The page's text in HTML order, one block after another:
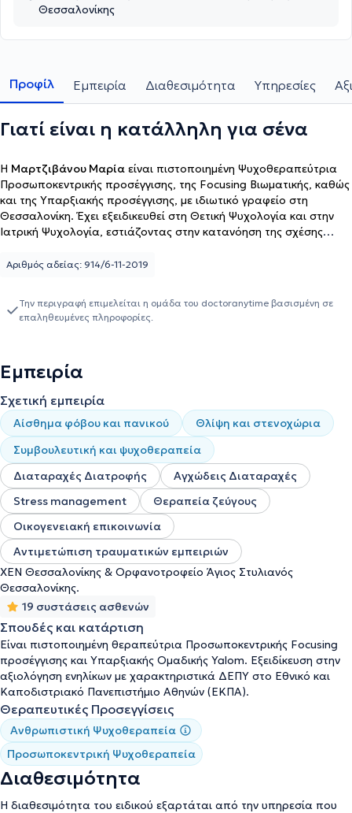
Θεσσαλονίκης
Προφίλ Εμπειρία Διαθεσιμότητα Υπηρεσίες
Γιατί είναι η κατάλληλη για σένα
Η Μαρτζιβάνου Μαρία είναι πιστοποιημένη Ψυχοθεραπεύτρια
Προσωποκεντρικής προσέγγισης, της Focusing Βιωματικής, καθώς
και της Υπαρξιακής προσέγγισης, με ιδιωτικό γραφείο στη
Θεσσαλονίκη. Έχει εξειδικευθεί στη Θετική Ψυχολογία και στην
Ιατρική Ψυχολογία, εστιάζοντας στην κατανόηση της σχέσης
του τραύματος, και στις ανάγκες ανθρώπων που ζουν με χρόνιο ή
συνδυάσει τη δυτική ψυχολογία με τη φιλοσοφία της Ανατολής,
χτίζοντας γέφυρες ανάμεσα στην ψυχή, το σώμα και το πνεύμα. Η
εισακουστεί, να νιώσει, να ξεδιπλωθεί. Παρείχε εθελοντικά τις
το ορφανοτροφείο "Άγιος Στυλιανός". Τέλος, είναι ειδικευμένη στη
Θεραπεία ζεύγους EFT, στην Τραυματοθεραπεία και τη
θεραπεία ψυχοσωματικού πόνου, στη Ψυχοθεραπεία & Διάγνωση
ενηλίκων με ΔΕΠ-Υ, στις Διατροφικές διαταραχές και στη Μη
Βίαιη Επικοινωνία (NVC).
Αριθμός αδείας: 914/6-11-2019
Την περιγραφή επιμελείται η ομάδα του doctoranytime βασισμένη σε
επαληθευμένες πληροφορίες.
Εμπειρία
Σχετική εμπειρία
Αίσθημα φόβου και πανικού
Θλίψη και στενοχώρια
Συμβουλευτική και ψυχοθεραπεία
Διαταραχές Διατροφής
Αγχώδεις Διαταραχές
Stress management
Θεραπεία ζεύγους
Οικογενειακή επικοινωνία
Αντιμετώπιση τραυματικών εμπειριών
ΧΕΝ Θεσσαλονίκης & Ορφανοτροφείο Άγιος Στυλιανός
Θεσσαλονίκης.
19 συστάσεις ασθενών
Σπουδές και κατάρτιση
Είναι πιστοποιημένη θεραπεύτρια Προσωποκεντρικής Focusing
προσέγγισης και Υπαρξιακής Ομαδικής Yalom. Εξειδίκευση στην
αξιολόγηση ενηλίκων με χαρακτηριστικά ΔΕΠΥ στο Εθνικό και
Καποδιστριακό Πανεπιστήμιο Αθηνών (ΕΚΠΑ).
Θεραπευτικές Προσεγγίσεις
Ανθρωπιστική Ψυχοθεραπεία
Προσωποκεντρική Ψυχοθεραπεία
Διαθεσιμότητα
Η διαθεσιμότητα του ειδικού εξαρτάται από την υπηρεσία που